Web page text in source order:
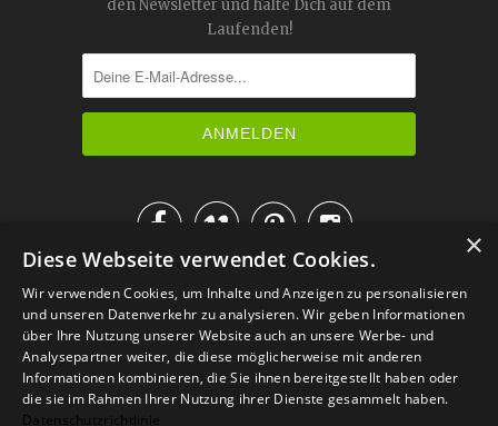
den Newsletter und halte Dich auf dem
Laufenden!

IM KATALOG BLÄTTERN
×
Diese Webseite verwendet Cookies.
Wir verwenden Cookies, um Inhalte und Anzeigen zu personalisieren
und unseren Datenverkehr zu analysieren. Wir geben Informationen
über Ihre Nutzung unserer Website auch an unsere Werbe- und
Analysepartner weiter, die diese möglicherweise mit anderen
Informationen kombinieren, die Sie ihnen bereitgestellt haben oder
die sie im Rahmen Ihrer Nutzung ihrer Dienste gesammelt haben.
Datenschutzrichtlinie